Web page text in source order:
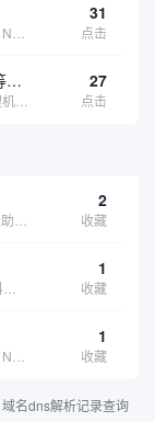
31
点击
Radix注册局（管理.site、.online等顶级域名） 27
点击
2
收藏
1
收藏
1
收藏
域名dns解析记录查询